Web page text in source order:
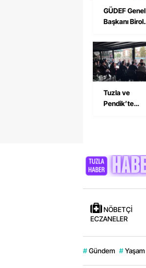
GÜDEF Genel
Başkanı Birol
ve Pendik
Derneğine
Ziyaret
Tuzla ve
Pendik’te
NÖBETÇİ
ECZANELER
# Gündem # Yaşam